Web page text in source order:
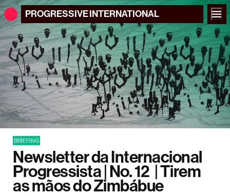
PROGRESSIVEINTERNATIONAL
BRIEFING
Newsletter da Internacional
Progressista | No. 12 | Tirem
as mãos do Zimbábue